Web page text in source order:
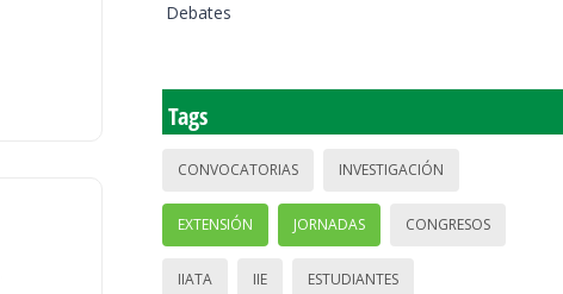
Debates
Tags
CONVOCATORIAS INVESTIGACIÓN
EXTENSIÓN JORNADAS CONGRESOS
IIATA IIE ESTUDIANTES